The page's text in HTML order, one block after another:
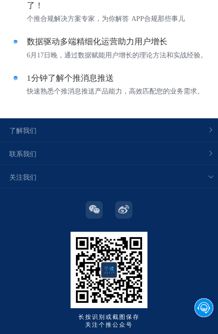
了！
个推合规解决方案专家，为你解答 APP合规那些事儿
数据驱动多端精细化运营助力用户增长
6月17日晚，通过数据赋能用户增长的理论方法和实战经验。
1分钟了解个推消息推送
快速熟悉个推消息推送产品能力，高效匹配您的业务需求。
了解我们
联系我们
关注我们
长按识别或截图保存
关注个推公众号